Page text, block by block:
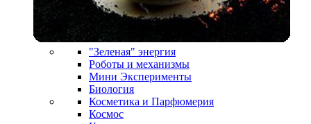
"Зеленая" энергия
Роботы и механизмы
Мини Эксперименты
Биология
Косметика и Парфюмерия
Космос